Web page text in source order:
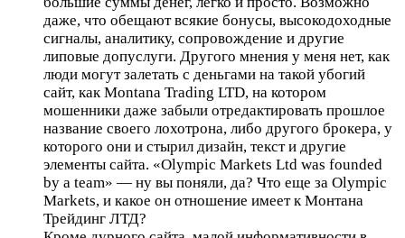
даже, что обещают всякие бонусы, высокодоходные
сигналы, аналитику, сопровождение и другие
липовые допуслуги. Другого мнения у меня нет, как
люди могут залетать с деньгами на такой убогий
сайт, как Montana Trading LTD, на котором
мошенники даже забыли отредактировать прошлое
название своего лохотрона, либо другого брокера, у
которого они и стырил дизайн, текст и другие
элементы сайта. «Olympic Markets Ltd was founded
by a team» — ну вы поняли, да? Что еще за Olympic
Markets, и какое он отношение имеет к Монтана
Трейдинг ЛТД?